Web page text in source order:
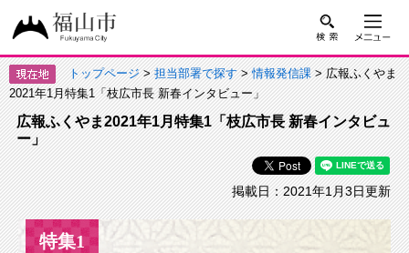
トップページ>担当部署で探す>情報発信課> 広報ふくやま
2021年1月特集1「枝広市長 新春インタビュー」
広報ふくやま2021年1月特集1「枝広市長 新春インタビュ
ー」
掲載日：2021年1月3日更新
特集1